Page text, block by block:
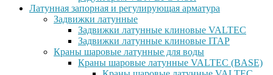
Латунная запорная и регулирующая арматура
Задвижки латунные
Задвижки латунные клиновые VALTEC
Задвижки латунные клиновые ITAP
Краны шаровые латунные для воды
Краны шаровые латунные VALTEC (BASE)